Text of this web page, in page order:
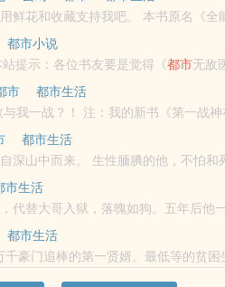
亲爱的读者朋友，请静心阅读我的小说，用鲜花和收藏
都市小说
提示：各位书友要是觉得《都市无敌
！
市
都市生活
精品】 戎马十年，谁敢与我一战？！ 注：我的新书《第一
，本军主恭候各位军主驾到，西境军团V...
都市生活
怕和死亡对决。 为寻找
都市。
市生活
代替大哥入狱，落魄如狗。五年后他
，一怒九州震。为一人倾尽天下是喜
都市生活
豪门追棒的第一贤婿。最低等的贫困
家..